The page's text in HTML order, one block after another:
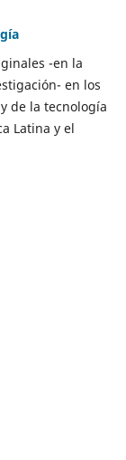
-en la
en los
de la tecnología
Latina y el